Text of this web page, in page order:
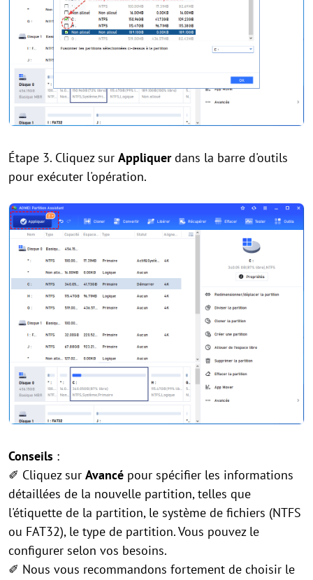
Étape 3. Cliquez sur Appliquerdans la barre d'outils
pour exécuter l'opération.
Conseils :
✐ Cliquez sur Avancé pour spécifier les informations
détaillées de la nouvelle partition, telles que
l'étiquette de la partition, le système de fichiers (NTFS
ou FAT32), le type de partition. Vous pouvez le
configurer selon vos besoins.
✐ Nous vous recommandons fortement de choisir le